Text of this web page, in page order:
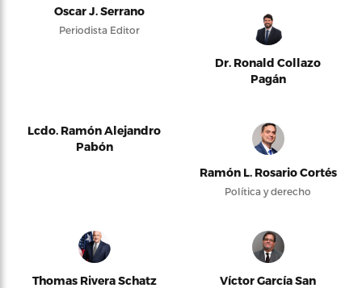
Oscar J. Serrano
Periodista Editor
Dr. Ronald Collazo
Pagán
Lcdo. Ramón Alejandro
Pabón
Ramón L. Rosario Cortés
Política y derecho
Thomas Rivera Schatz
Víctor García San